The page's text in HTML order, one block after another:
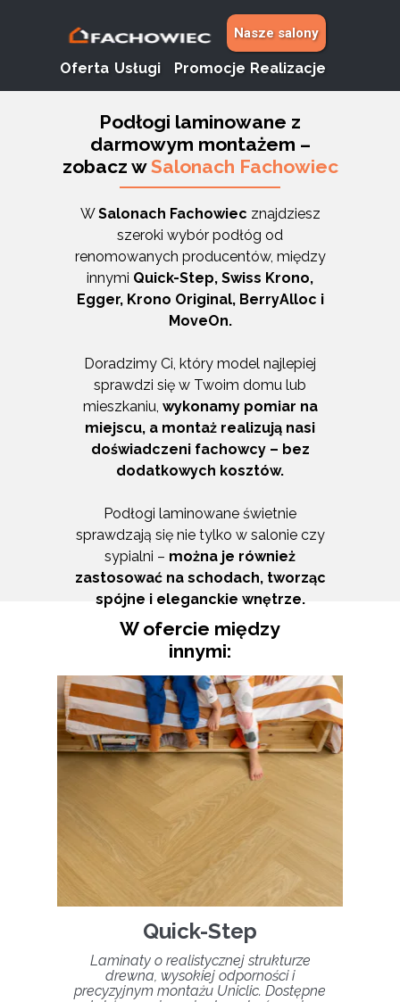
Nasze salony
Realizacje
Usługi Promocje
Oferta
Podłogi laminowane z
darmowym montażem –
zobacz wSalonach Fachowiec
WSalonach Fachowiec znajdziesz
szeroki wybór podłóg od
renomowanych producentów, między
innymi Quick-Step, Swiss Krono,
Egger, Krono Original, BerryAlloc i
MoveOn.
Doradzimy Ci, który model najlepiej
sprawdzi się w Twoim domu lub
mieszkaniu, wykonamy pomiar na
miejscu, a montaż realizują nasi
doświadczeni fachowcy – bez
dodatkowych kosztów.
Podłogi laminowane świetnie
sprawdzają się nie tylko w salonie czy
sypialni – można je również
zastosować na schodach, tworząc
spójne i eleganckie wnętrze.
W ofercie między
innymi:
Laminaty o realistycznej strukturze
drewna, wysokiej odporności i
precyzyjnym montażu Uniclic. Dostępne
Quick-Step